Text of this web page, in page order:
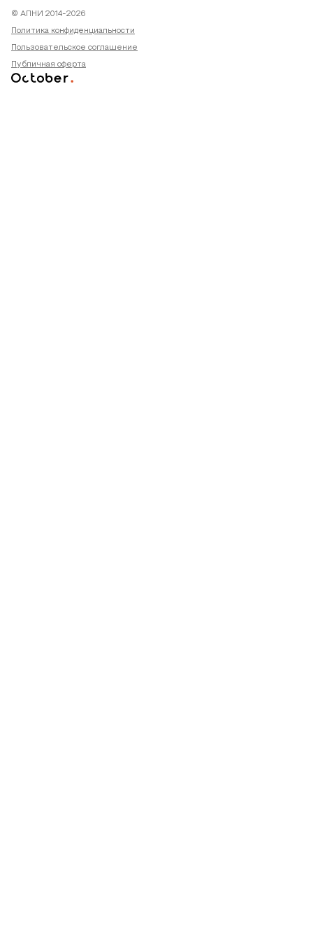
© АПНИ 2014-2026
Политика конфиденциальности
Пользовательское соглашение
Публичная оферта